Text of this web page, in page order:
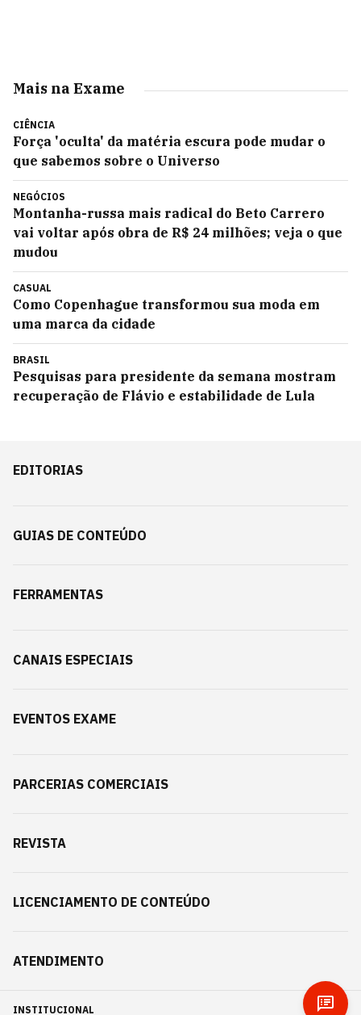
Mais na Exame
CIÊNCIA
Força 'oculta' da matéria escura pode mudar o
que sabemos sobre o Universo
NEGÓCIOS
Montanha-russa mais radical do Beto Carrero
vai voltar após obra de R$ 24 milhões; veja o que
mudou
CASUAL
Como Copenhague transformou sua moda em
uma marca da cidade
BRASIL
Pesquisas para presidente da semana mostram
recuperação de Flávio e estabilidade de Lula
EDITORIAS
GUIAS DE CONTEÚDO
FERRAMENTAS
CANAIS ESPECIAIS
EVENTOS EXAME
PARCERIAS COMERCIAIS
REVISTA
LICENCIAMENTO DE CONTEÚDO
ATENDIMENTO
INSTITUCIONAL